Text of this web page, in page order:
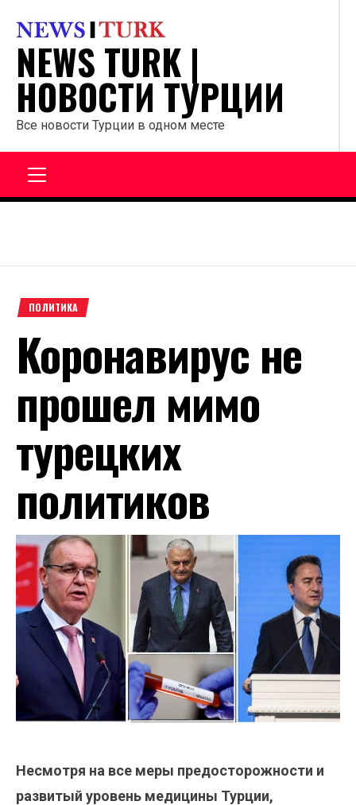
содержанию
NEWS TURK |
НОВОСТИ ТУРЦИИ
Все новости Турции в одном месте
ПОЛИТИКА
Коронавирус не
прошел мимо
турецких
политиков
Несмотря на все меры предосторожности и
развитый уровень медицины Турции,